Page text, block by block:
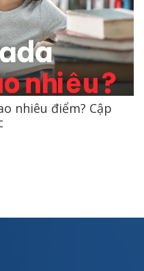
nhiêu điểm? Cập